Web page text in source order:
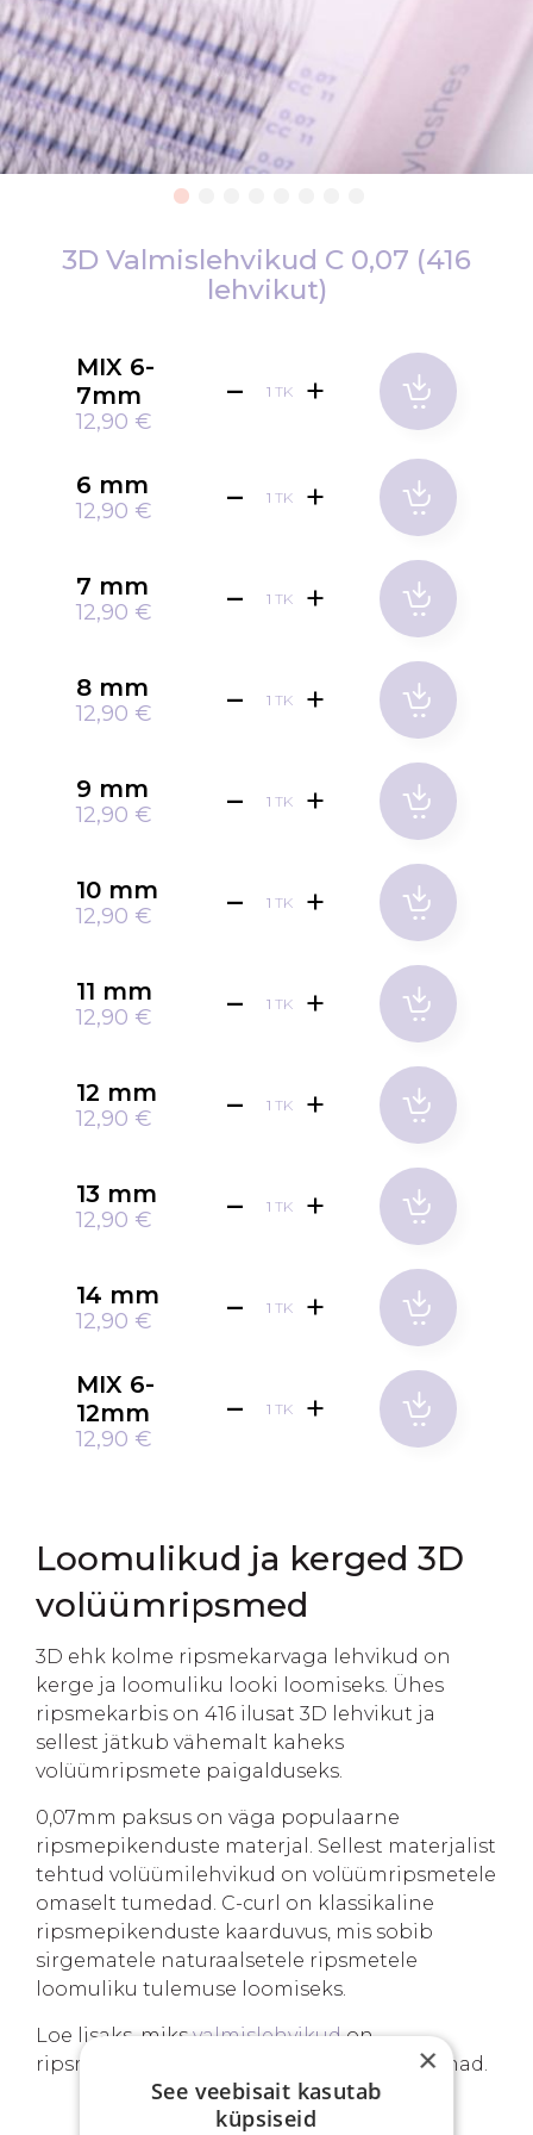
3D Valmislehvikud C 0,07 (416
lehvikut)
MIX 6-
7mm
12,90 €
TK
6 mm
12,90 €
TK
7 mm
12,90 €
TK
8 mm
12,90 €
TK
9 mm
12,90 €
TK
10 mm
12,90 €
TK
11 mm
12,90 €
TK
12 mm
12,90 €
TK
13 mm
12,90 €
TK
14 mm
12,90 €
TK
MIX 6-
12mm
12,90 €
TK
Loomulikud ja kerged 3D
volüümripsmed
3D ehk kolme ripsmekarvaga lehvikud on
kerge ja loomuliku looki loomiseks. Ühes
ripsmekarbis on 416 ilusat 3D lehvikut ja
sellest jätkub vähemalt kaheks
volüümripsmete paigalduseks.
0,07mm paksus on väga populaarne
ripsmepikenduste materjal. Sellest materjalist
tehtud volüümilehvikud on volüümripsmetele
omaselt tumedad. C-curl on klassikaline
ripsmepikenduste kaarduvus, mis sobib
sirgematele naturaalsetele ripsmetele
loomuliku tulemuse loomiseks.
Loe lisaks, miksvalmislehvikudon
ripsmetehnikute seas järjest populaarsemad.
×
See veebisait kasutab
küpsiseid